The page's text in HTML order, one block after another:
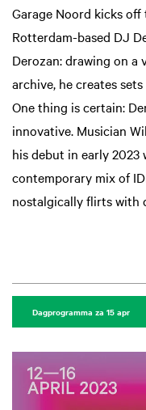
Garage Noord kicks
Rotterdam-based DJ
Derozan: drawing on a
archive, he creates
One thing is certain:
innovative. Musician
his debut in early 2023
contemporary mix of
nostalgically flirts with
Dagprogramma za 15 apr
Zoom